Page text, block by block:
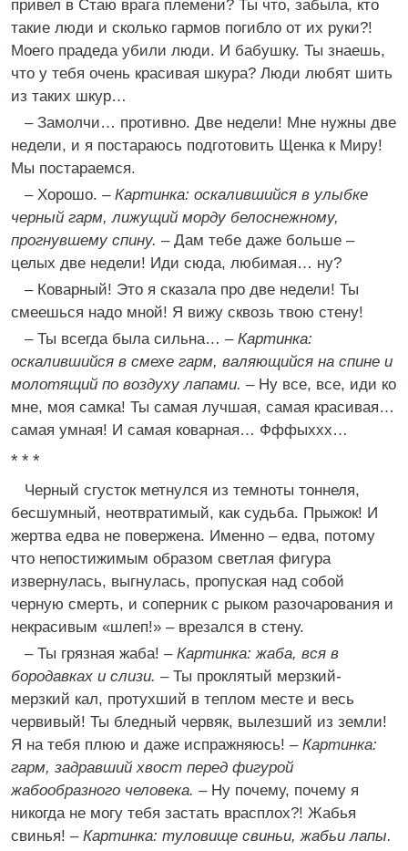
привел в Стаю врага племени? Ты что, забыла, кто
такие люди и сколько гармов погибло от их руки?!
Моего прадеда убили люди. И бабушку. Ты знаешь,
что у тебя очень красивая шкура? Люди любят шить
из таких шкур…
– Замолчи… противно. Две недели! Мне нужны две
недели, и я постараюсь подготовить Щенка к Миру!
Мы постараемся.
– Хорошо. – Картинка: оскалившийся в улыбке
черный гарм, лижущий морду белоснежному,
прогнувшему спину. – Дам тебе даже больше –
целых две недели! Иди сюда, любимая… ну?
– Коварный! Это я сказала про две недели! Ты
смеешься надо мной! Я вижу сквозь твою стену!
– Ты всегда была сильна… – Картинка:
оскалившийся в смехе гарм, валяющийся на спине и
молотящий по воздуху лапами. – Ну все, все, иди ко
мне, моя самка! Ты самая лучшая, самая красивая…
самая умная! И самая коварная… Фффыххх…
* * *
Черный сгусток метнулся из темноты тоннеля,
бесшумный, неотвратимый, как судьба. Прыжок! И
жертва едва не повержена. Именно – едва, потому
что непостижимым образом светлая фигура
извернулась, выгнулась, пропуская над собой
черную смерть, и соперник с рыком разочарования и
некрасивым «шлеп!» – врезался в стену.
– Ты грязная жаба! – Картинка: жаба, вся в
бородавках и слизи. – Ты проклятый мерзкий-
мерзкий кал, протухший в теплом месте и весь
червивый! Ты бледный червяк, вылезший из земли!
Я на тебя плюю и даже испражняюсь! – Картинка:
гарм, задравший хвост перед фигурой
жабообразного человека. – Ну почему, почему я
никогда не могу тебя застать врасплох?! Жабья
свинья! – Картинка: туловище свиньи, жабьи лапы.